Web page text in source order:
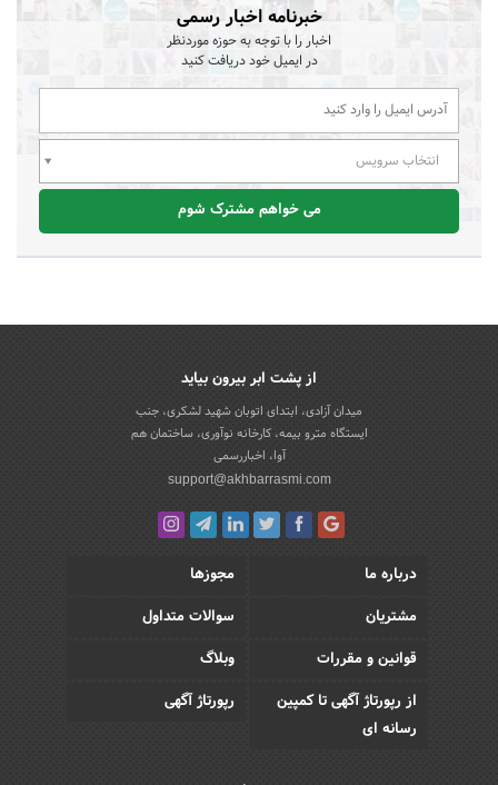
خبرنامه اخبار رسمی
اخبار را با توجه به حوزه موردنظر
در ایمیل خود دریافت کنید
انتخاب سرویس
می خواهم مشترک شوم
از پشت ابر بیرون بیاید
میدان آزادی، ابتدای اتوبان شهید لشکری، جنب
ایستگاه مترو بیمه، کارخانه نوآوری، ساختمان هم
آوا، اخباررسمی
support@akhbarrasmi.com
درباره ما
مجوزها
مشتریان
سوالات متداول
قوانین و مقررات
وبلاگ
از رپورتاژ آگهی تا کمپین
رسانه ای
رپورتاژ آگهی